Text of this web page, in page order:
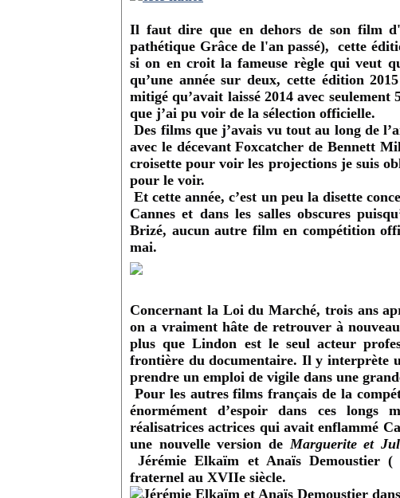
Il faut dire que en dehors de son film
pathétique Grâce de l'an passé), cette
si on en croit la fameuse règle qui veut
qu’une année sur deux, cette édition
mitigé qu’avait laissé 2014 avec seulement
que j’ai pu voir de la sélection officielle.
Des films que j’avais vu tout au long de
avec le décevant Foxcatcher de Bennett
croisette pour voir les projections je suis
pour le voir.
Et cette année, c’est un peu la disette
Cannes et dans les salles obscures
Brizé, aucun autre film en compétition
mai.
Concernant la Loi du Marché, trois ans
on a vraiment hâte de retrouver à
plus que Lindon est le seul acteur
frontière du documentaire. Il y interprète
prendre un emploi de vigile dans une
Pour les autres films français de la
énormément d’espoir dans ces longs
réalisatrices actrices qui avait enflammé
une nouvelle version deMarguerite et
Jérémie Elkaïm et Anaïs Demoustier
fraternel au XVIIe siècle.